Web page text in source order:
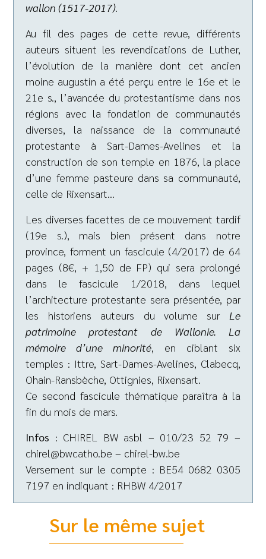
wallon (1517-2017).
Au fil des pages de cette revue, différents
auteurs situent les revendications de Luther,
l’évolution de la manière dont cet ancien
moine augustin a été perçu entre le 16e et le
21e s., l’avancée du protestantisme dans nos
régions avec la fondation de communautés
diverses, la naissance de la communauté
protestante à Sart-Dames-Avelines et la
construction de son temple en 1876, la place
d’une femme pasteure dans sa communauté,
celle de Rixensart…
Les diverses facettes de ce mouvement tardif
(19e s.), mais bien présent dans notre
province, forment un fascicule (4/2017) de 64
pages (8€, + 1,50 de FP) qui sera prolongé
dans le fascicule 1/2018, dans lequel
l’architecture protestante sera présentée, par
les historiens auteurs du volume sur Le
patrimoine protestant de Wallonie. La
mémoire d’une minorité, en ciblant six
temples : Ittre, Sart-Dames-Avelines, Clabecq,
Ohain-Ransbèche, Ottignies, Rixensart.
Ce second fascicule thématique paraîtra à la
fin du mois de mars.
Infos : CHIREL BW asbl – 010/23 52 79 –
chirel@bwcatho.be – chirel-bw.be
Versement sur le compte : BE54 0682 0305
7197 en indiquant : RHBW 4/2017
Sur le même sujet